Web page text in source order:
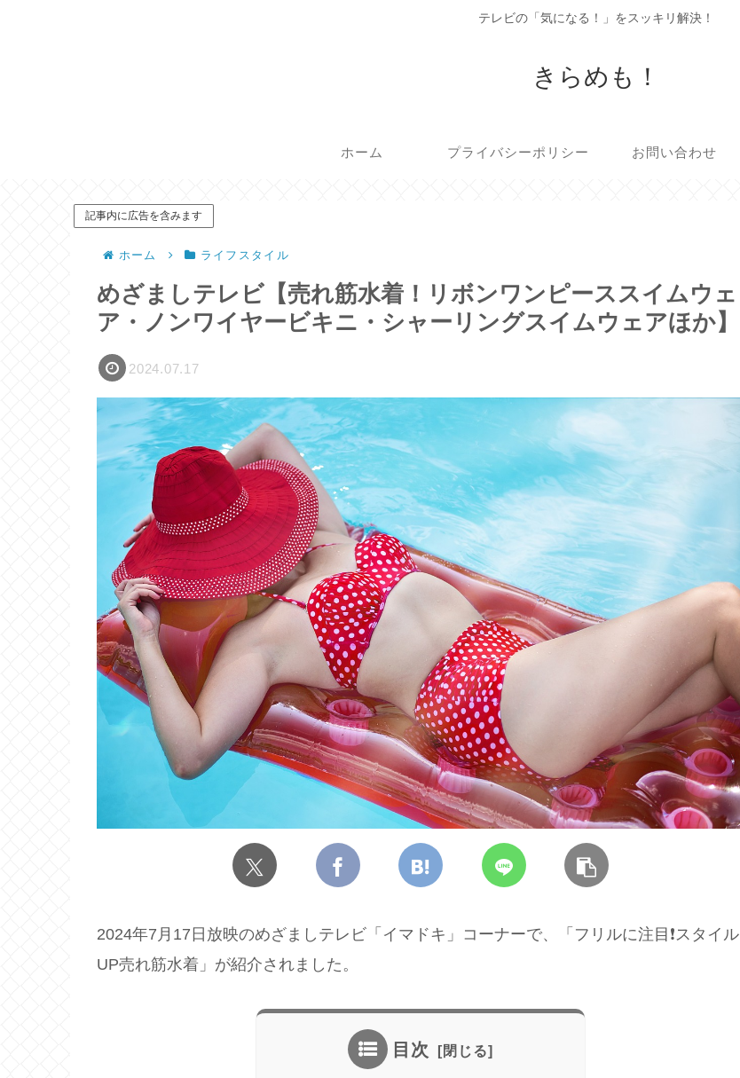
テレビの「気になる！」をスッキリ解決！
きらめも！
ホーム プライバシーポリシー お問い合わせ
記事内に広告を含みます
ホーム ライフスタイル
めざましテレビ【売れ筋水着！リボンワンピーススイムウェ
ア・ノンワイヤービキニ・シャーリングスイムウェアほか】
2024.07.17
2024年7月17日放映のめざましテレビ「イマドキ」コーナーで、「フリルに注目❗スタイル
UP売れ筋水着」が紹介されました。
目次